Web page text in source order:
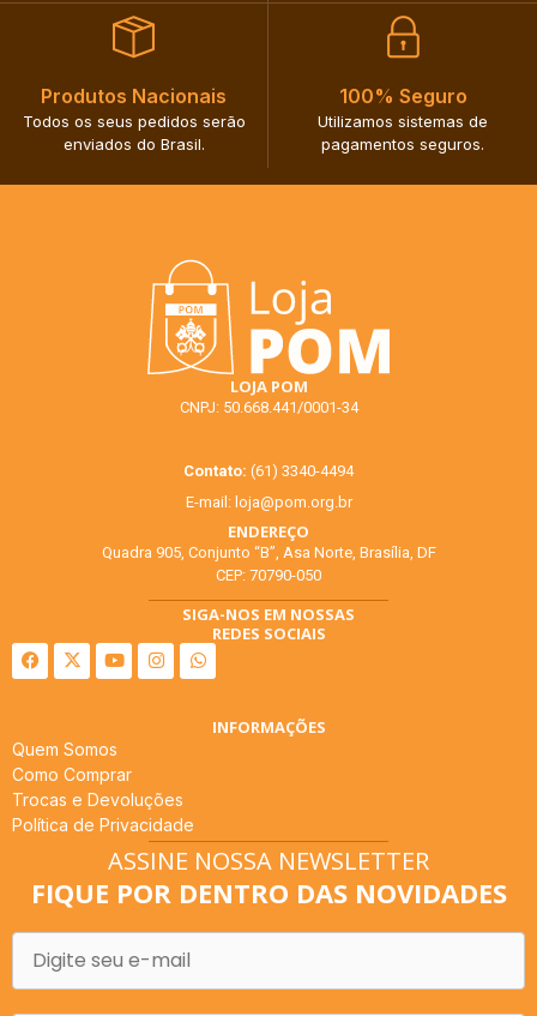
Produtos Nacionais​
Todos os seus pedidos serão
enviados do Brasil.​
100% Seguro​
Utilizamos sistemas de
pagamentos seguros.​
LOJA POM
CNPJ: 50.668.441/0001-34
Contato: (61) 3340-4494
E-mail: loja@pom.org.br
ENDEREÇO
Quadra 905, Conjunto “B”, Asa Norte, Brasília, DF
CEP: 70790-050
SIGA-NOS EM NOSSAS
REDES SOCIAIS
INFORMAÇÕES
Quem Somos
Como Comprar
Trocas e Devoluções
Política de Privacidade
ASSINE NOSSA NEWSLETTER
FIQUE POR DENTRO DAS NOVIDADES